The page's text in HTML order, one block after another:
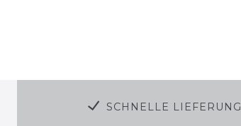
SCHNELLE LIEFERUNG